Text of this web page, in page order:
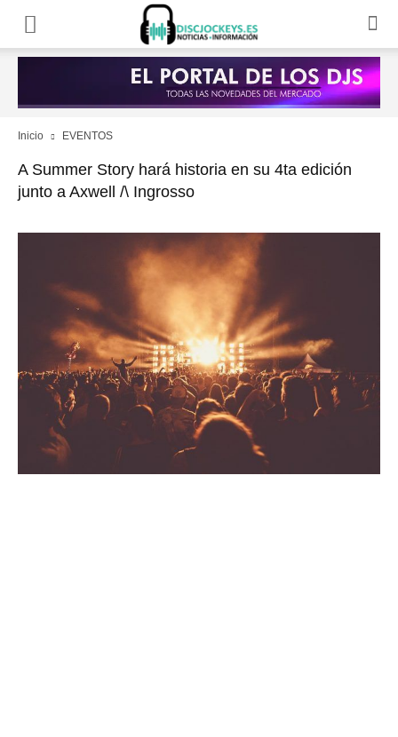
Inicio EVENTOS
A Summer Story hará historia en su 4ta edición
junto a Axwell /\ Ingrosso